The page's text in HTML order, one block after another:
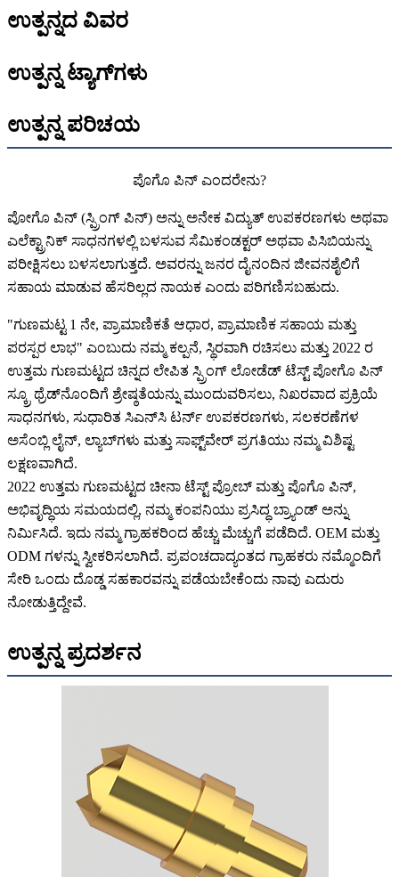
ಉತ್ಪನ್ನದ ವಿವರ
ಉತ್ಪನ್ನ ಟ್ಯಾಗ್‌ಗಳು
ಉತ್ಪನ್ನ ಪರಿಚಯ
ಪೊಗೊ ಪಿನ್ ಎಂದರೇನು?
ಪೋಗೊ ಪಿನ್ (ಸ್ಪ್ರಿಂಗ್ ಪಿನ್) ಅನ್ನು ಅನೇಕ ವಿದ್ಯುತ್ ಉಪಕರಣಗಳು ಅಥವಾ
ಎಲೆಕ್ಟ್ರಾನಿಕ್ ಸಾಧನಗಳಲ್ಲಿ ಬಳಸುವ ಸೆಮಿಕಂಡಕ್ಟರ್ ಅಥವಾ ಪಿಸಿಬಿಯನ್ನು
ಪರೀಕ್ಷಿಸಲು ಬಳಸಲಾಗುತ್ತದೆ. ಅವರನ್ನು ಜನರ ದೈನಂದಿನ ಜೀವನಶೈಲಿಗೆ
ಸಹಾಯ ಮಾಡುವ ಹೆಸರಿಲ್ಲದ ನಾಯಕ ಎಂದು ಪರಿಗಣಿಸಬಹುದು.
"ಗುಣಮಟ್ಟ 1 ನೇ, ಪ್ರಾಮಾಣಿಕತೆ ಆಧಾರ, ಪ್ರಾಮಾಣಿಕ ಸಹಾಯ ಮತ್ತು
ಪರಸ್ಪರ ಲಾಭ" ಎಂಬುದು ನಮ್ಮ ಕಲ್ಪನೆ, ಸ್ಥಿರವಾಗಿ ರಚಿಸಲು ಮತ್ತು 2022 ರ
ಉತ್ತಮ ಗುಣಮಟ್ಟದ ಚಿನ್ನದ ಲೇಪಿತ ಸ್ಪ್ರಿಂಗ್ ಲೋಡೆಡ್ ಟೆಸ್ಟ್ ಪೋಗೊ ಪಿನ್
ಸ್ಕ್ರೂ ಥ್ರೆಡ್‌ನೊಂದಿಗೆ ಶ್ರೇಷ್ಠತೆಯನ್ನು ಮುಂದುವರಿಸಲು, ನಿಖರವಾದ ಪ್ರಕ್ರಿಯೆ
ಸಾಧನಗಳು, ಸುಧಾರಿತ ಸಿಎನ್‌ಸಿ ಟರ್ನ್ ಉಪಕರಣಗಳು, ಸಲಕರಣೆಗಳ
ಅಸೆಂಬ್ಲಿ ಲೈನ್, ಲ್ಯಾಬ್‌ಗಳು ಮತ್ತು ಸಾಫ್ಟ್‌ವೇರ್ ಪ್ರಗತಿಯು ನಮ್ಮ ವಿಶಿಷ್ಟ
ಲಕ್ಷಣವಾಗಿದೆ.
2022 ಉತ್ತಮ ಗುಣಮಟ್ಟದ ಚೀನಾ ಟೆಸ್ಟ್ ಪ್ರೋಬ್ ಮತ್ತು ಪೊಗೊ ಪಿನ್,
ಅಭಿವೃದ್ಧಿಯ ಸಮಯದಲ್ಲಿ, ನಮ್ಮ ಕಂಪನಿಯು ಪ್ರಸಿದ್ಧ ಬ್ರ್ಯಾಂಡ್ ಅನ್ನು
ನಿರ್ಮಿಸಿದೆ. ಇದು ನಮ್ಮ ಗ್ರಾಹಕರಿಂದ ಹೆಚ್ಚು ಮೆಚ್ಚುಗೆ ಪಡೆದಿದೆ. OEM ಮತ್ತು
ODM ಗಳನ್ನು ಸ್ವೀಕರಿಸಲಾಗಿದೆ. ಪ್ರಪಂಚದಾದ್ಯಂತದ ಗ್ರಾಹಕರು ನಮ್ಮೊಂದಿಗೆ
ಸೇರಿ ಒಂದು ದೊಡ್ಡ ಸಹಕಾರವನ್ನು ಪಡೆಯಬೇಕೆಂದು ನಾವು ಎದುರು
ನೋಡುತ್ತಿದ್ದೇವೆ.
ಉತ್ಪನ್ನ ಪ್ರದರ್ಶನ